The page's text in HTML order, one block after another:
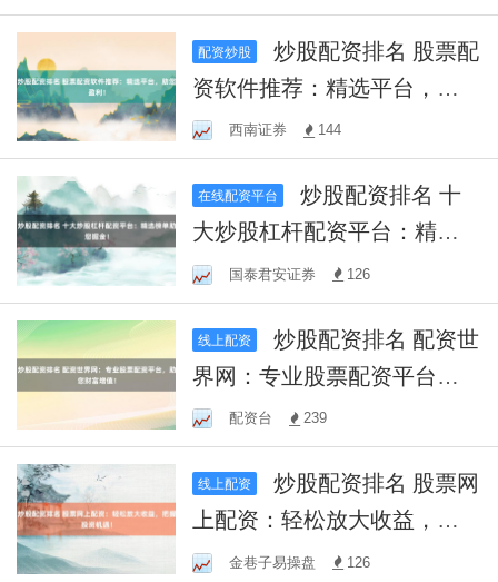
配资炒股
炒股配资排名 股票配
资软件推荐：精选平台，助
您盈利！
西南证券 144
在线配资平台
炒股配资排名 十
大炒股杠杆配资平台：精选
榜单助您掘金！
国泰君安证券 126
线上配资
炒股配资排名 配资世
界网：专业股票配资平台，
助您财富增值！
配资台 239
线上配资
炒股配资排名 股票网
上配资：轻松放大收益，把
握投资机遇！
金巷子易操盘 126